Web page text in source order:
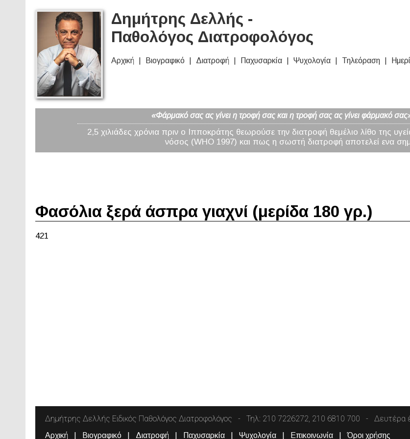
Δημήτρης Δελλής -
Παθολόγος Διατροφολόγος
Αρχική Βιογραφικό Διατροφή Παχυσαρκία Ψυχολογία Τηλεόραση
«Φάρμακό σας ας γίνει η τροφή σας και η τροφή σας ας γίνει φάρμακό
2,5 χιλιάδες χρόνια πριν ο Ιπποκράτης θεωρούσε την διατροφή θεμέλιο λίθο της
νόσος (WHO 1997) και πως η σωστή διατροφή αποτελεί ενα
Φασόλια ξερά άσπρα γιαχνί (μερίδα 180 γρ.)
421
Δημήτρης Δελλής Ειδικός Παθολόγος Διατροφολόγος Τηλ: 210 7226272, 210 6810 700 Δευτέρα
Αρχική Βιογραφικό Διατροφή Παχυσαρκία Ψυχολογία Επικοινωνία Όροι χρήσης